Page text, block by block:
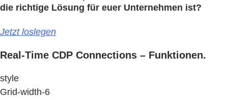
die richtige Lösung für euer Unternehmen ist?
Jetzt loslegen
Real-Time CDP Connections – Funktionen.
style
Grid-width-6